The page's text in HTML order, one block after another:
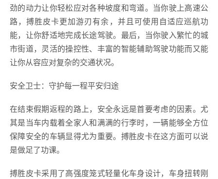
劲的动力让你轻松应对各种坡度和弯道。当你驶上高速公
路，搏胜皮卡更加游刃有余，并且可使用自适应巡航功
能，让你舒适地完成长途驾驶。最后，当你驶入繁忙的城
市街道，灵活的操控性、丰富的智能辅助驾驶功能而又能
让你从容应对复杂的交通状况。
安全卫士：守护每一程平安归途
在结束假期返程的路上，安全永远是首要考虑的因素。尤
其是当车内载着全家人和满满的行李时，一辆能够全方位
保障安全的车辆显得尤为重要。搏胜皮卡在这方面可以说
是做足了功课。
搏胜皮卡采用了高强度笼式轻量化车身设计，车身扭转刚